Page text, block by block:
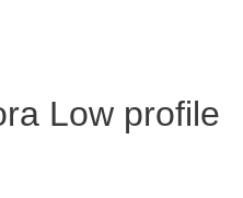
Low profile